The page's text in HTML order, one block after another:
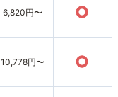
6,820円〜 ○
10,778円〜 ○